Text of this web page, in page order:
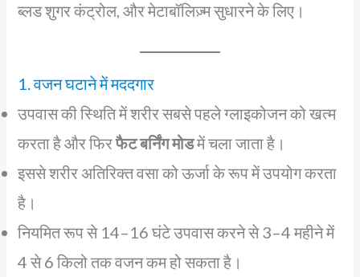
ब्लड शुगर कंट्रोल, और मेटाबॉलिज़्म सुधारने के लिए।
1. वजन घटाने में मददगार
उपवास की स्थिति में शरीर सबसे पहले ग्लाइकोजन को खत्म
करता है और फिरफैट बर्निंग मोडमें चला जाता है।
इससे शरीर अतिरिक्त वसा को ऊर्जा के रूप में उपयोग करता
है।
नियमित रूप से 14–16 घंटे उपवास करने से 3–4 महीने में
4 से 6 किलो तक वजन कम हो सकता है।